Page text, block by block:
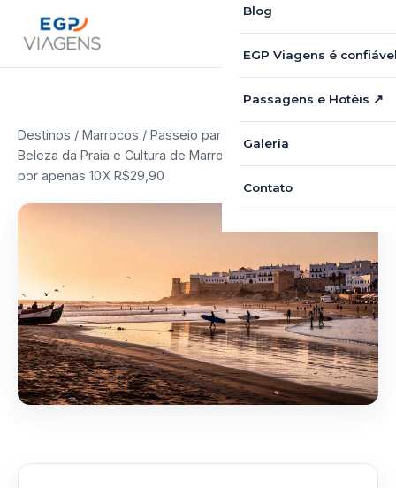
Blog
EGP Viagens é
Passagens e Hotéis ↗
Galeria
Contato
Destinos / Marrocos / Passeio para Essaouira: Descubra a
Beleza da Praia e Cultura de Marrocos Saindo de Marrakech
por apenas 10X R$29,90